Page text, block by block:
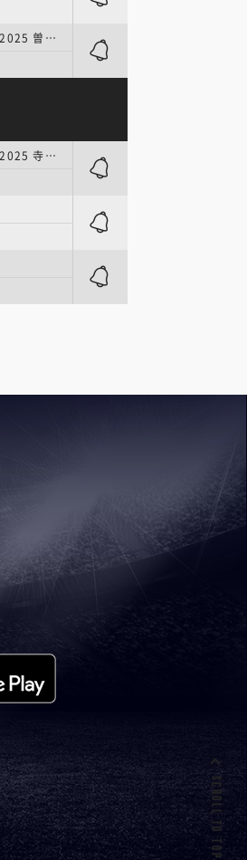
プロ野球 | パ・リーグ公式戦／Bs夏の陣2025 曽谷×バーヘイゲン
プロ野球 | パ・リーグ公式戦／Bs夏の陣2025 寺西×今井
SCROLL TO TOP